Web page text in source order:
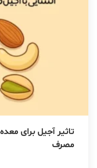
تاثیر آجیل برای
مصرف